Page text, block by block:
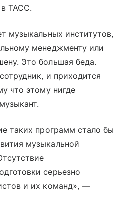
в ТАСС.
музыкальных институтов,
менеджменту или
Это большая беда.
и приходится
что этому нигде
таких программ стало бы
музыкальной
серьезно
и их команд», —